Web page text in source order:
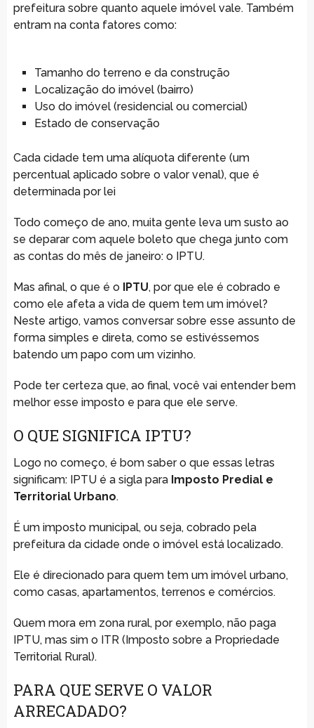
prefeitura sobre quanto aquele imóvel vale. Também
entram na conta fatores como:
Tamanho do terreno e da construção
Localização do imóvel (bairro)
Uso do imóvel (residencial ou comercial)
Estado de conservação
Cada cidade tem uma alíquota diferente (um
percentual aplicado sobre o valor venal), que é
determinada por lei
Todo começo de ano, muita gente leva um susto ao
se deparar com aquele boleto que chega junto com
as contas do mês de janeiro: o IPTU.
Mas afinal, o que é o IPTU, por que ele é cobrado e
como ele afeta a vida de quem tem um imóvel?
Neste artigo, vamos conversar sobre esse assunto de
forma simples e direta, como se estivéssemos
batendo um papo com um vizinho.
Pode ter certeza que, ao final, você vai entender bem
melhor esse imposto e para que ele serve.
O QUE SIGNIFICA IPTU?
Logo no começo, é bom saber o que essas letras
significam: IPTU é a sigla para Imposto Predial e
Territorial Urbano.
É um imposto municipal, ou seja, cobrado pela
prefeitura da cidade onde o imóvel está localizado.
Ele é direcionado para quem tem um imóvel urbano,
como casas, apartamentos, terrenos e comércios.
Quem mora em zona rural, por exemplo, não paga
IPTU, mas sim o ITR (Imposto sobre a Propriedade
Territorial Rural).
PARA QUE SERVE O VALOR
ARRECADADO?